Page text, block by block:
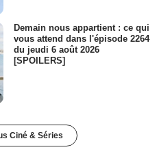
Demain nous appartient : ce qui
vous attend dans l'épisode 2264
du jeudi 6 août 2026
[SPOILERS]
Ciné & Séries